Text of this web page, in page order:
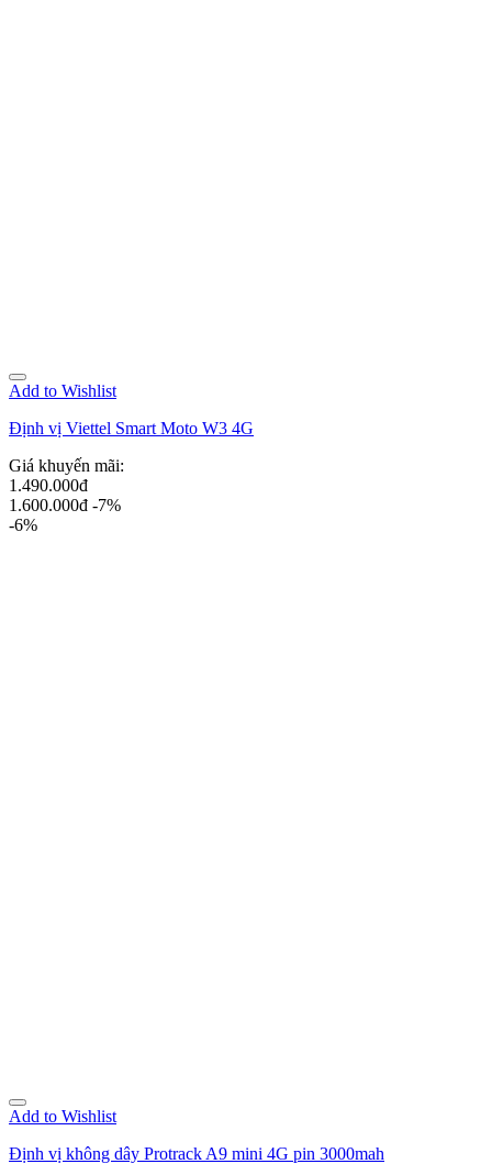
Add to Wishlist
Định vị Viettel Smart Moto W3 4G
Giá khuyến mãi:
1.490.000đ
1.600.000đ -7%
-6%
Add to Wishlist
Định vị không dây Protrack A9 mini 4G pin 3000mah